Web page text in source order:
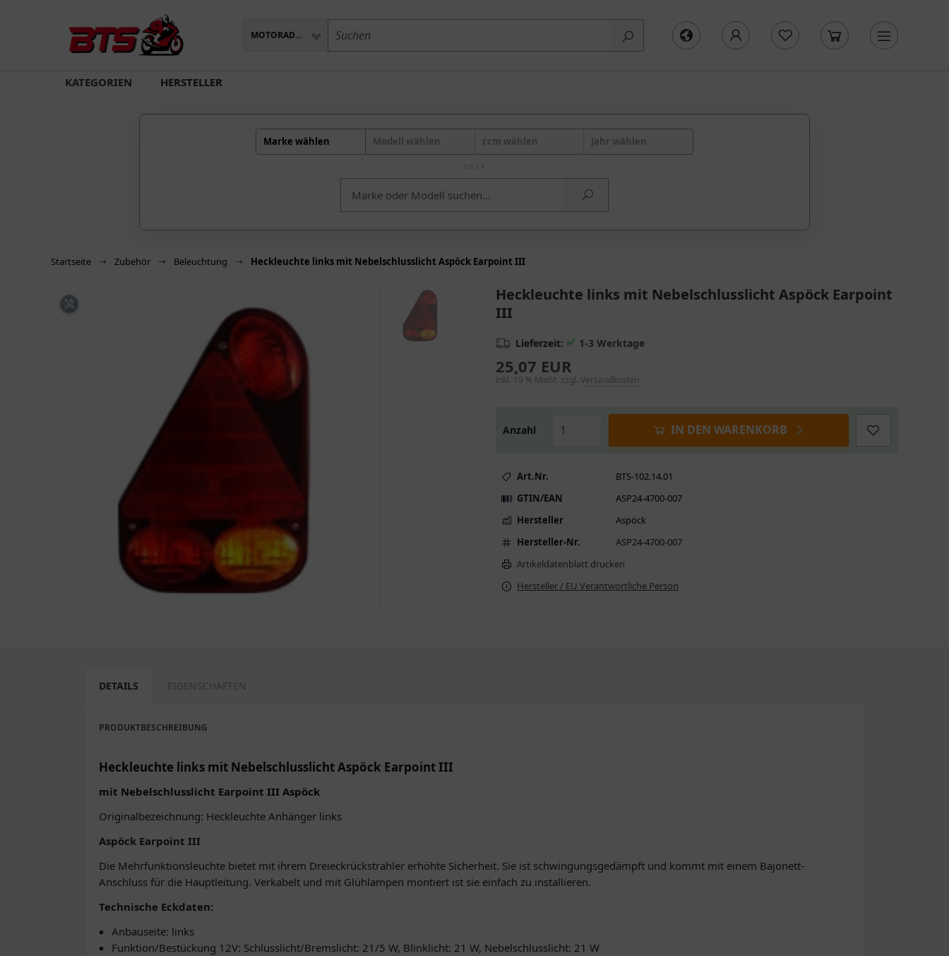
MOTORADTEILE
KATEGORIEN HERSTELLER
Marke wählen Modell wählen ccm wählen Jahr wählen
Startseite Zubehör Beleuchtung Heckleuchte links mit Nebelschlusslicht Aspöck Earpoint III
Heckleuchte links mit Nebelschlusslicht Aspöck Earpoint
III
Lieferzeit: ✅ 1-3 Werktage
25,07 EUR
inkl. 19 % MwSt. zzgl. Versandkosten
Anzahl IN DEN WARENKORB
Art.Nr.
BTS-102.14.01
GTIN/EAN
ASP24-4700-007
Hersteller
Aspöck
Hersteller-Nr.
ASP24-4700-007
Artikeldatenblatt drucken
Hersteller / EU Verantwortliche Person
DETAILS EIGENSCHAFTEN
PRODUKTBESCHREIBUNG
Heckleuchte links mit Nebelschlusslicht Aspöck Earpoint III
mit Nebelschlusslicht Earpoint III Aspöck
Originalbezeichnung: Heckleuchte Anhänger links
Aspöck Earpoint III
Die Mehrfunktionsleuchte bietet mit ihrem Dreieckrückstrahler erhöhte Sicherheit. Sie ist schwingungsgedämpft und kommt mit einem Bajonett-
Anschluss für die Hauptleitung. Verkabelt und mit Glühlampen montiert ist sie einfach zu installieren.
Technische Eckdaten:
Anbauseite: links
Funktion/Bestückung 12V: Schlusslicht/Bremslicht: 21/5 W, Blinklicht: 21 W, Nebelschlusslicht: 21 W